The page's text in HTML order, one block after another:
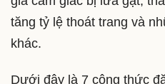
tăng tỷ lệ thoát trang và
khác.
Dưới đây là 7 công thức